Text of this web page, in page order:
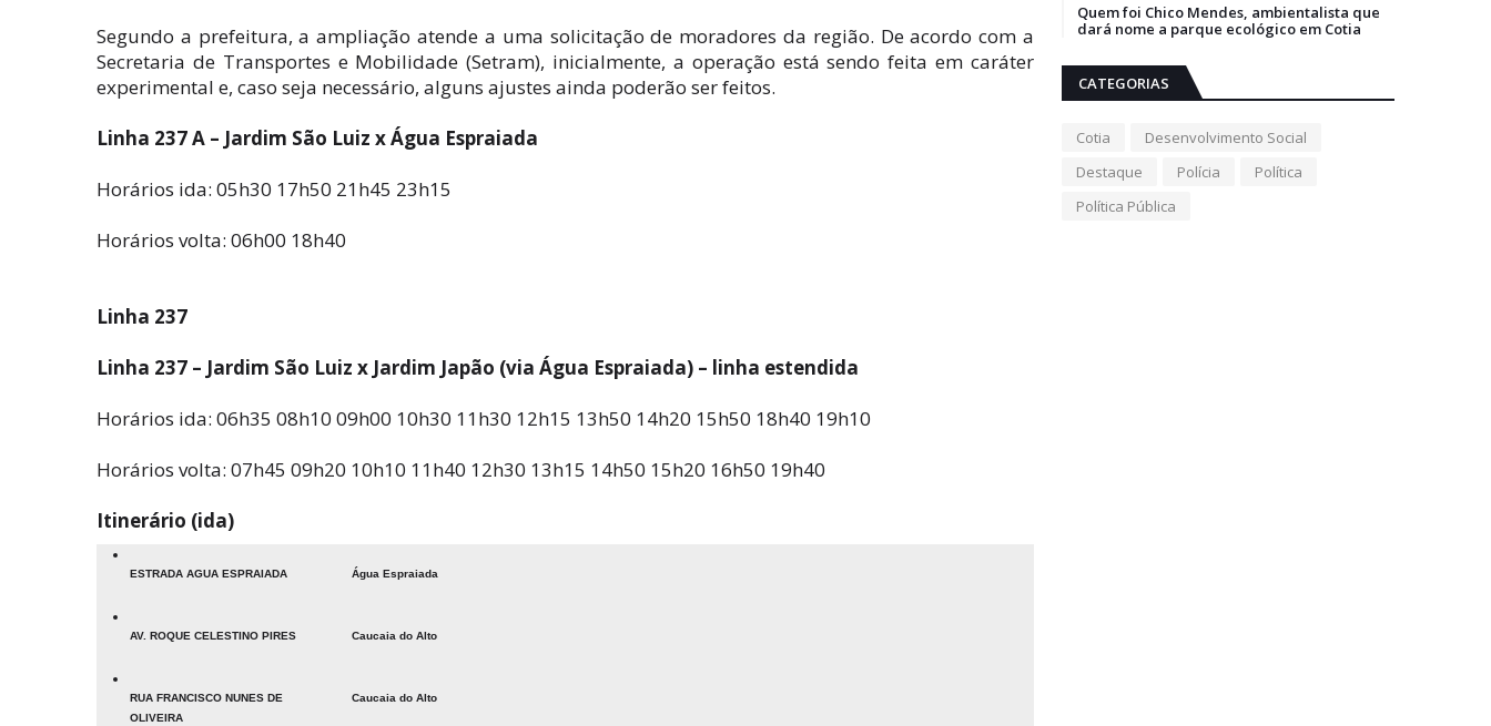
Segundo a prefeitura, a ampliação atende a uma solicitação de moradores da região. De acordo com a
Secretaria de Transportes e Mobilidade (Setram), inicialmente, a operação está sendo feita em caráter
experimental e, caso seja necessário, alguns ajustes ainda poderão ser feitos.
Linha 237 A – Jardim São Luiz x Água Espraiada
Horários ida: 05h30 17h50 21h45 23h15
Horários volta: 06h00 18h40
Linha 237
Linha 237 – Jardim São Luiz x Jardim Japão (via Água Espraiada) – linha estendida
Horários ida: 06h35 08h10 09h00 10h30 11h30 12h15 13h50 14h20 15h50 18h40 19h10
Horários volta: 07h45 09h20 10h10 11h40 12h30 13h15 14h50 15h20 16h50 19h40
Itinerário (ida)
ESTRADA AGUA ESPRAIADA Água Espraiada
AV. ROQUE CELESTINO PIRES Caucaia do Alto
RUA FRANCISCO NUNES DE
OLIVEIRA
Caucaia do Alto
Quem foi Chico Mendes, ambientalista que
dará nome a parque ecológico em Cotia
CATEGORIAS
Cotia
Desenvolvimento Social
Destaque
Polícia
Política
Política Pública